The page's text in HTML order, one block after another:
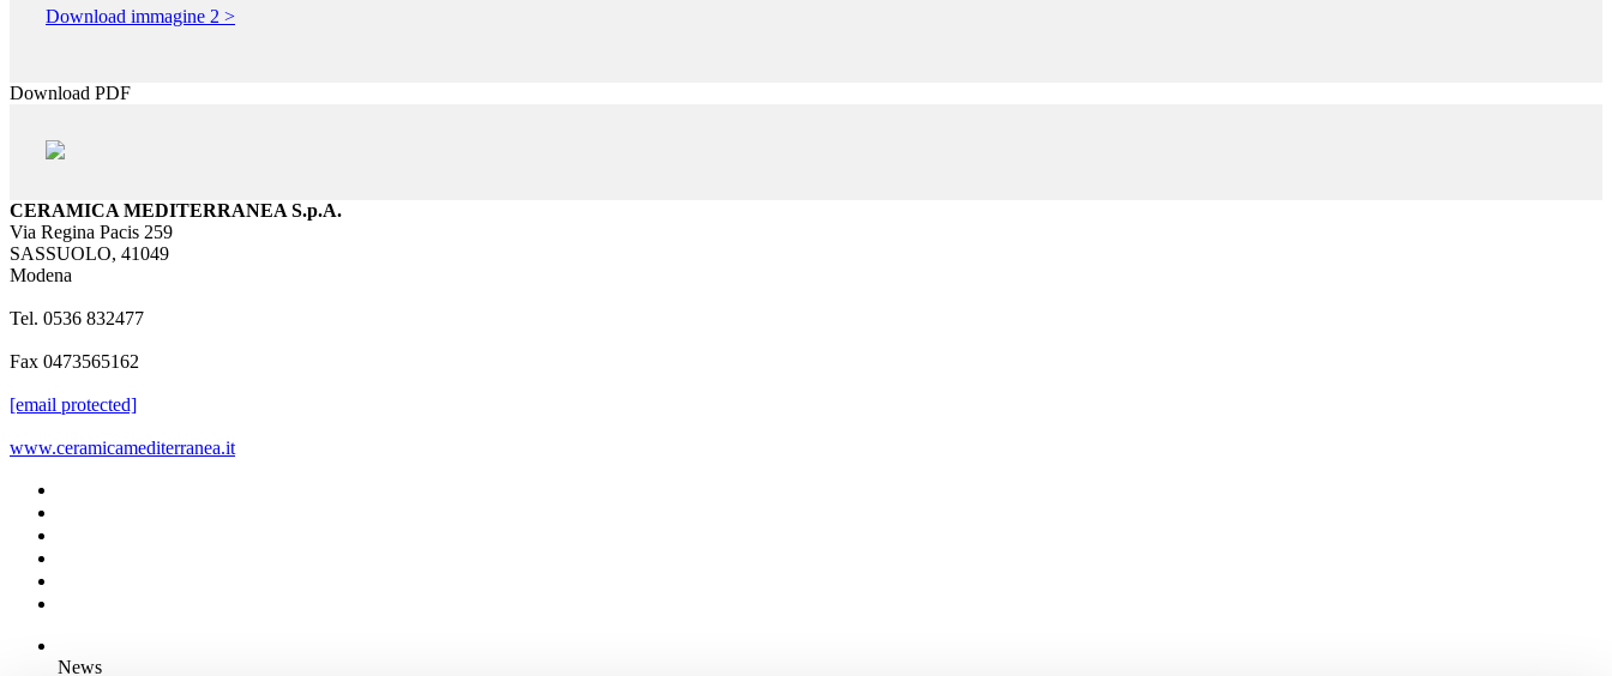
Download immagine 2 >
Download PDF
CERAMICA MEDITERRANEA S.p.A.
Via Regina Pacis 259
SASSUOLO, 41049
Modena
Tel. 0536 832477
Fax 0473565162
[email protected]
www.ceramicamediterranea.it
News